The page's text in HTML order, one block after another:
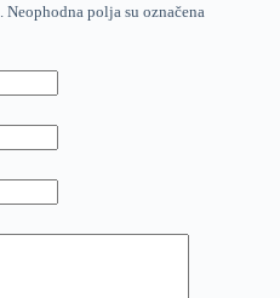
Neophodna polja su označena